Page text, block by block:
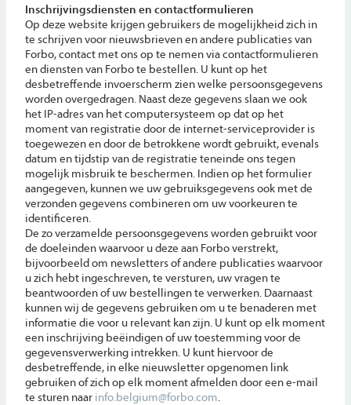
Inschrijvingsdiensten en contactformulieren
Op deze website krijgen gebruikers de mogelijkheid zich in
te schrijven voor nieuwsbrieven en andere publicaties van
Forbo, contact met ons op te nemen via contactformulieren
en diensten van Forbo te bestellen. U kunt op het
desbetreffende invoerscherm zien welke persoonsgegevens
worden overgedragen. Naast deze gegevens slaan we ook
het IP-adres van het computersysteem op dat op het
moment van registratie door de internet-serviceprovider is
toegewezen en door de betrokkene wordt gebruikt, evenals
datum en tijdstip van de registratie teneinde ons tegen
mogelijk misbruik te beschermen. Indien op het formulier
aangegeven, kunnen we uw gebruiksgegevens ook met de
verzonden gegevens combineren om uw voorkeuren te
identificeren.
De zo verzamelde persoonsgegevens worden gebruikt voor
de doeleinden waarvoor u deze aan Forbo verstrekt,
bijvoorbeeld om newsletters of andere publicaties waarvoor
u zich hebt ingeschreven, te versturen, uw vragen te
beantwoorden of uw bestellingen te verwerken. Daarnaast
kunnen wij de gegevens gebruiken om u te benaderen met
informatie die voor u relevant kan zijn. U kunt op elk moment
een inschrijving beëindigen of uw toestemming voor de
gegevensverwerking intrekken. U kunt hiervoor de
desbetreffende, in elke nieuwsletter opgenomen link
gebruiken of zich op elk moment afmelden door een e-mail
te sturen naar info.belgium@forbo.com